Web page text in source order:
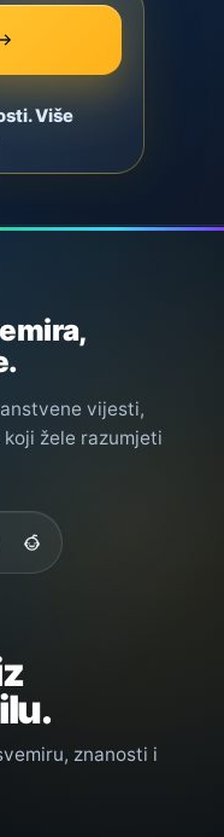
Više
vijesti,
žele razumjeti
znanosti i